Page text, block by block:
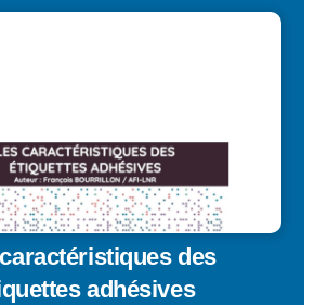
des
adhésives